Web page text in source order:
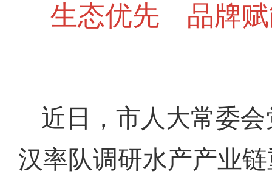
生态优先 品牌
近日，市人大常委
汉率队调研水产产业